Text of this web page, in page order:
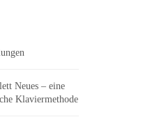
Neues – eine
Klaviermethode